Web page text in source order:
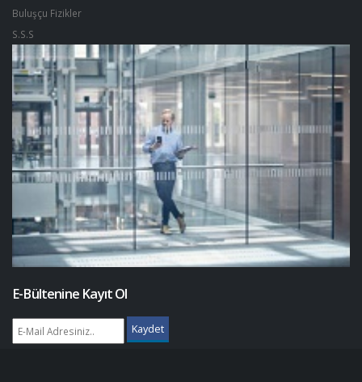
Buluşçu Fizikler
S.S.S
E-Bültenine Kayıt Ol
Kaydet